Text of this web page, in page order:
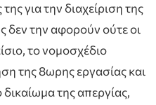
για την διαχείριση της
δεν την αφορούν ούτε οι
το νομοσχέδιο
της 8ωρης εργασίας και
δικαίωμα της απεργίας,